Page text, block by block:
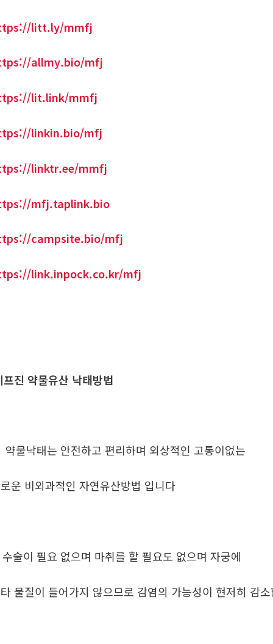
litt.ly/mmfj
allmy.bio/mfj
lit.link/mmfj
linkin.bio/mfj
linktr.ee/mmfj
mfj.taplink.bio
campsite.bio/mfj
link.inpock.co.kr/mfj
프진 약물유산 낙태방법
약물낙태는 안전하고 편리하며 외상적인 고통이없는
운 비외과적인 자연유산방법 입니다
술이 필요 없으며 마취를 할 필요도 없으며 자궁에
물질이 들어가지 않으므로 감염의 가능성이 현저히 감